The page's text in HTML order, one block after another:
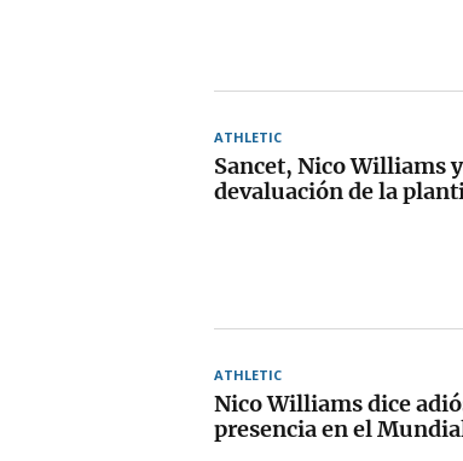
ATHLETIC
Sancet, Nico Williams
devaluación de la
ATHLETIC
Nico Williams dice
presencia en el